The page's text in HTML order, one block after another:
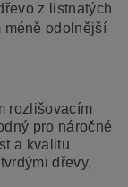
z listnatých
méně odolnější
rozlišovacím
pro náročné
a kvalitu
dřevy,